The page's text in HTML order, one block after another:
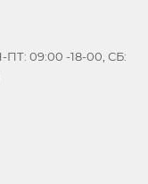
ПТ: 09:00 -18-00, СБ: